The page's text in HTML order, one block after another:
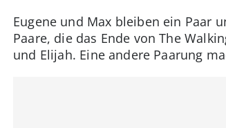
Eugene und Max bleiben ein Paar
Paare, die das Ende von The
und Elijah. Eine andere Paarung